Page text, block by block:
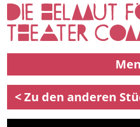
< Zu den anderen